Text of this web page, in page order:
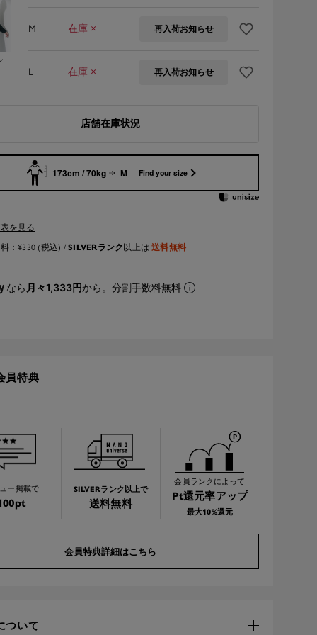
M 在庫 × 再入荷お知らせ
L 在庫 × 再入荷お知らせ
店舗在庫状況
173cm / 70kg M Find your size
を見る
：¥330 (税込) /SILVERランク 以上は送料無料
なら 月々1,333円から。分割手数料無料
員特典
ー掲載で SILVERランク以上で
送料無料
会員ランクによって
Pt還元率アップ
最大10%還元
会員特典詳細はこちら
ついて